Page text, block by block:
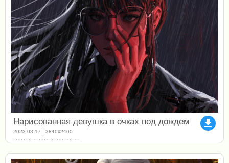
file_download
Нарисованная девушка в очках под дождем
2023-03-17 | 3840x2400